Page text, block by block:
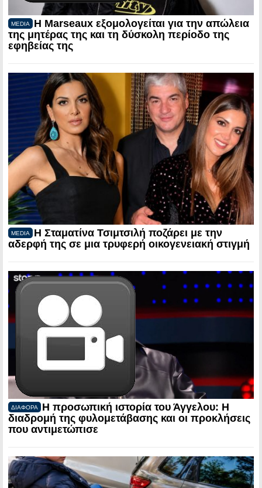
MEDIA
Η Marseaux εξομολογείται για την απώλεια
της μητέρας της και τη δύσκολη περίοδο της
εφηβείας της
MEDIA
Η Σταματίνα Τσιμτσιλή ποζάρει με την
αδερφή της σε μια τρυφερή οικογενειακή στιγμή
ΔΙΑΦΟΡΑ
Η προσωπική ιστορία του Άγγελου: Η
διαδρομή της φυλομετάβασης και οι προκλήσεις
που αντιμετώπισε